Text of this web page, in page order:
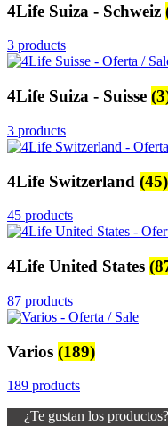
4Life Suiza - Schweiz
3 products
4Life Suiza - Suisse
3 products
4Life Switzerland (45)
45 products
4Life United States
87 products
Varios (189)
189 products
¿Te gustan los